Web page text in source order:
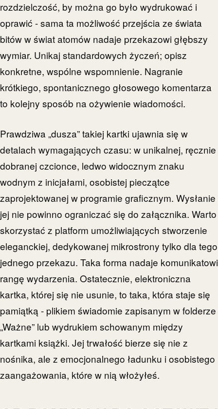
rozdzielczość, by można go było wydrukować i
oprawić - sama ta możliwość przejścia ze świata
bitów w świat atomów nadaje przekazowi głębszy
wymiar. Unikaj standardowych życzeń; opisz
konkretne, wspólne wspomnienie. Nagranie
krótkiego, spontanicznego głosowego komentarza
to kolejny sposób na ożywienie wiadomości.
Prawdziwa „dusza” takiej kartki ujawnia się w
detalach wymagających czasu: w unikalnej, ręcznie
dobranej czcionce, ledwo widocznym znaku
wodnym z inicjałami, osobistej pieczątce
zaprojektowanej w programie graficznym. Wysłanie
jej nie powinno ograniczać się do załącznika. Warto
skorzystać z platform umożliwiających stworzenie
eleganckiej, dedykowanej mikrostrony tylko dla tego
jednego przekazu. Taka forma nadaje komunikatowi
rangę wydarzenia. Ostatecznie, elektroniczna
kartka, której się nie usunie, to taka, która staje się
pamiątką - plikiem świadomie zapisanym w folderze
„Ważne” lub wydrukiem schowanym między
kartkami książki. Jej trwałość bierze się nie z
nośnika, ale z emocjonalnego ładunku i osobistego
zaangażowania, które w nią włożyłeś.